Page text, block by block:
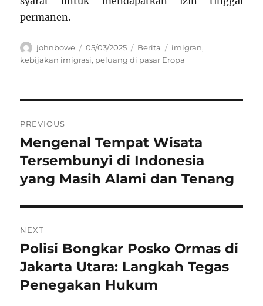
permanen.
Author
johnbowe
Posted
on
05/03/2025 Categories
Berita Tags
imigran,
kebijakan imigrasi, peluang di pasar Eropa
pos
PREVIOUS
Previous
post:
Mengenal Tempat Wisata
Tersembunyi di Indonesia
yang Masih Alami dan Tenang
NEXT
Next
post:
Polisi Bongkar Posko Ormas di
Jakarta Utara: Langkah Tegas
Penegakan Hukum